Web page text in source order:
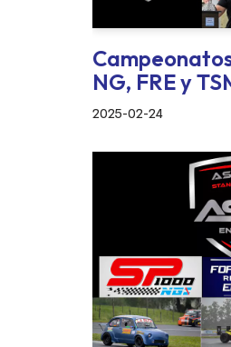
NG, FRE y
2025-02-24